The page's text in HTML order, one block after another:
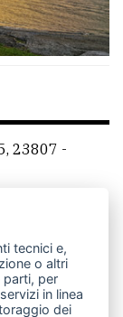
23807 -
RSS
tecnici e,
o altri
parti, per
in linea
dei